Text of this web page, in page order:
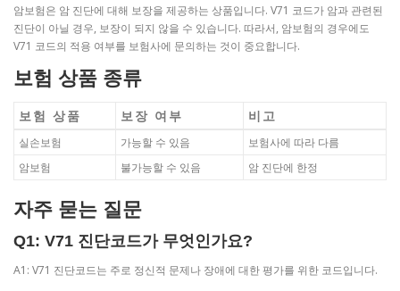
암보험은 암 진단에 대해 보장을 제공하는 상품입니다. V71 코드가 암과 관련된
진단이 아닐 경우, 보장이 되지 않을 수 있습니다. 따라서, 암보험의 경우에도
V71 코드의 적용 여부를 보험사에 문의하는 것이 중요합니다.
보험 상품 종류
보험 상품 보장 여부 비고
실손보험 가능할 수 있음
보험사에 따라 다름
암보험
불가능할 수 있음 암 진단에 한정
자주 묻는 질문
Q1: V71 진단코드가 무엇인가요?
A1: V71 진단코드는 주로 정신적 문제나 장애에 대한 평가를 위한 코드입니다.